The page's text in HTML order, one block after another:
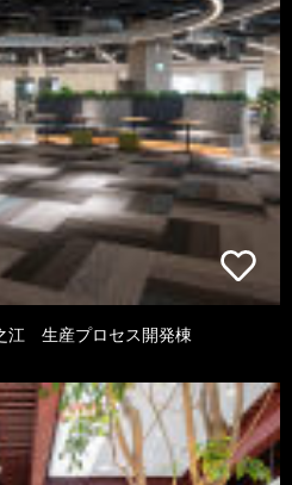
江 生産プロセス開発棟